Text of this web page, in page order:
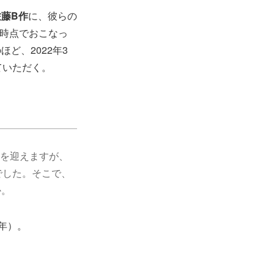
B作に、彼らの
点でおこなっ
ど、2022年3
ただく。
えますが、
た。そこで、
。